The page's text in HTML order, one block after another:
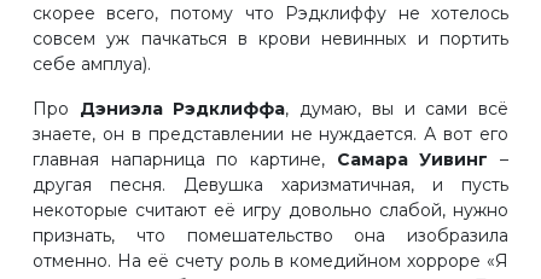
скорее всего, потому что Рэдклиффу не хотелось
совсем уж пачкаться в крови невинных и портить
себе амплуа).
Про Дэниэла Рэдклиффа, думаю, вы и сами всё
знаете, он в представлении не нуждается. А вот его
главная напарница по картине, Самара Уивинг –
другая песня. Девушка харизматичная, и пусть
некоторые считают её игру довольно слабой, нужно
признать, что помешательство она изобразила
отменно. На её счету роль в комедийном хорроре «Я